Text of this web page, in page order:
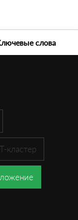
слова
кластер